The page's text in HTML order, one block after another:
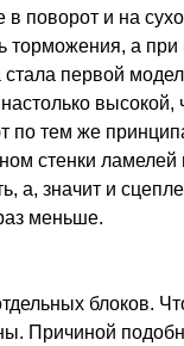
поворот и на
а
первой
тем же
стенки
значит и
меньше.
блоков.
Причиной